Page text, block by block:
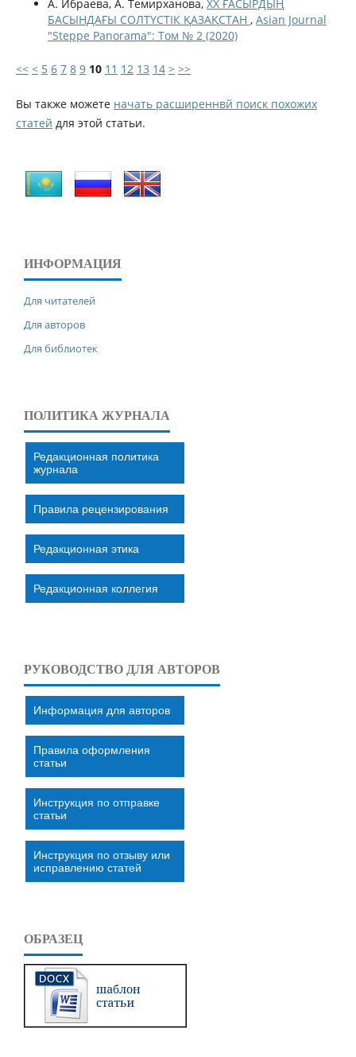
А. Ибраева, А. Темирханова, ХХ ҒАСЫРДЫҢ
БАСЫНДАҒЫ СОЛТҮСТІК ҚАЗАҚСТАН , Asian Journal
"Steppe Panorama": Том № 2 (2020)
<< < 5 6 7 8 9 10 11 12 13 14 > >>
Вы также можете начать расширеннвй поиск похожих
статей для этой статьи.
ИНФОРМАЦИЯ
Для читателей
Для авторов
Для библиотек
ПОЛИТИКА ЖУРНАЛА
Редакционная политика
журнала
Правила рецензирования
Редакционная этика
Редакционная коллегия
РУКОВОДСТВО ДЛЯ АВТОРОВ
Информация для авторов
Правила оформления
статьи
Инструкция по отправке
статьи
Инструкция по отзыву или
исправлению статей
ОБРАЗЕЦ